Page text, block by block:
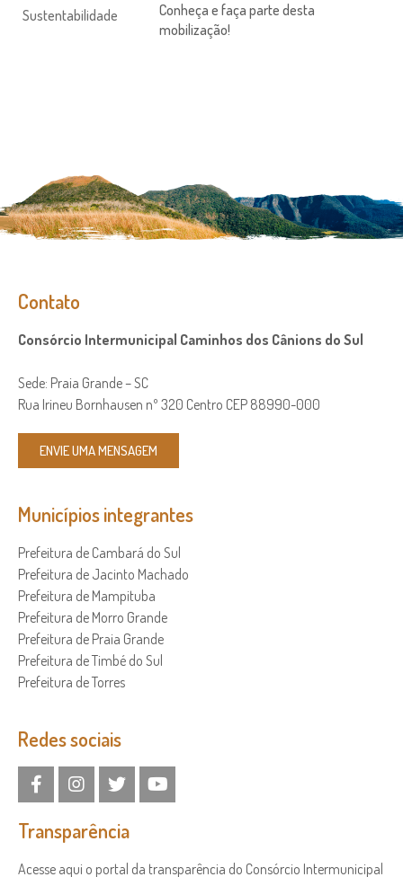
Sustentabilidade
Conheça e faça parte desta
mobilização!
Contato
Consórcio Intermunicipal Caminhos dos Cânions do Sul
Sede: Praia Grande – SC
Rua Irineu Bornhausen nº 320 Centro CEP 88990-000
ENVIE UMA MENSAGEM
Municípios integrantes
Prefeitura de Cambará do Sul
Prefeitura de Jacinto Machado
Prefeitura de Mampituba
Prefeitura de Morro Grande
Prefeitura de Praia Grande
Prefeitura de Timbé do Sul
Prefeitura de Torres
Redes sociais
Transparência
Acesse aqui o portal da transparência do Consórcio Intermunicipal